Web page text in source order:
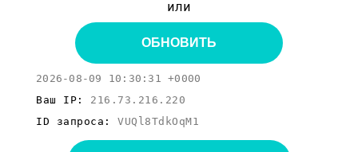
или
ОБНОВИТЬ
2026-08-09 10:30:31 +0000
Ваш IP: 216.73.216.220
ID запроса: VUQl8TdkOqM1